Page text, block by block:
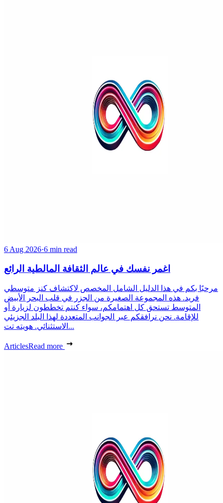
6 Aug 2026·6 min read
اغمر نفسك في عالم الثقافة المالطية الرائع
مرحبًا بكم في هذا الدليل الشامل المخصص لاكتشاف كنز متوسطي
فريد. هذه المجموعة الصغيرة من الجزر في قلب البحر الأبيض
المتوسط تستحق كل اهتمامكم، سواء كنتم تخططون لزيارة أو
للإقامة. نحن نرافقكم عبر الجوانب المتعددة لهذا البلد الجزيئي
الاستثنائي. هويته تت...
ArticlesRead more